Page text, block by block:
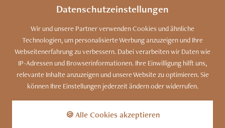
Datenschutzeinstellungen
Wir und unsere Partner verwenden Cookies und ähnliche
Technologien, um personalisierte Werbung anzuzeigen und Ihre
Webseitenerfahrung zu verbessern. Dabei verarbeiten wir Daten wie
IP-Adressen und Browserinformationen. Ihre Einwilligung hilft uns,
relevante Inhalte anzuzeigen und unsere Website zu optimieren. Sie
können Ihre Einstellungen jederzeit ändern oder widerrufen.
🍪 Alle Cookies akzeptieren
Zu den Luxus-Chalets
akzeptieren.
AKZEPTIEREN
EINSTELLUNGEN